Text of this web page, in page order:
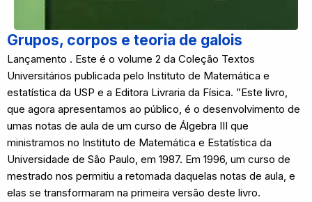
Grupos, corpos e teoria de galois
Lançamento . Este é o volume 2 da Coleção Textos
Universitários publicada pelo Instituto de Matemática e
estatística da USP e a Editora Livraria da Física. ”Este livro,
que agora apresentamos ao público, é o desenvolvimento de
umas notas de aula de um curso de Álgebra III que
ministramos no Instituto de Matemática e Estatística da
Universidade de São Paulo, em 1987. Em 1996, um curso de
mestrado nos permitiu a retomada daquelas notas de aula, e
elas se transformaram na primeira versão deste livro.